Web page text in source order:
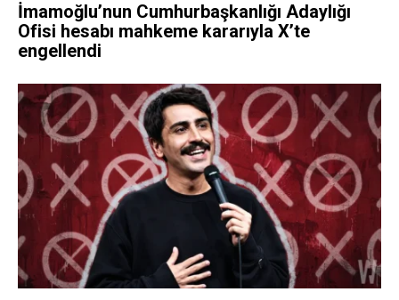
İmamoğlu’nun Cumhurbaşkanlığı Adaylığı
Ofisi hesabı mahkeme kararıyla X’te
engellendi